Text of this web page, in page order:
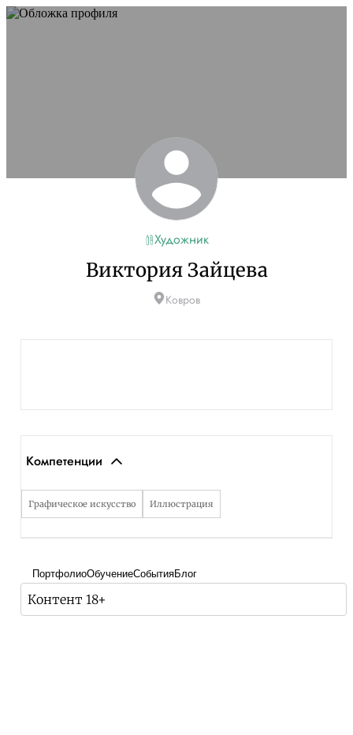
Художник
Виктория Зайцева
Ковров
Компетенции
Графическое искусство Иллюстрация
ПортфолиоОбучениеСобытияБлог
Контент 18+